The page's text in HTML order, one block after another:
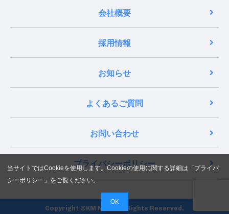
会社概要
採用情報
お知らせ
よくあるご質問
お問い合わせ
プライバシーポリシー
Copyright ©KM NEXT All Rights Reserved.
当サイトではCookieを使用します。Cookieの使用に関する詳細は「プライバ
シーポリシー 」をご覧ください。
OK